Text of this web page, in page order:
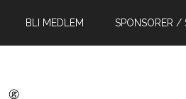
BLI MEDLEM SPONSORER /